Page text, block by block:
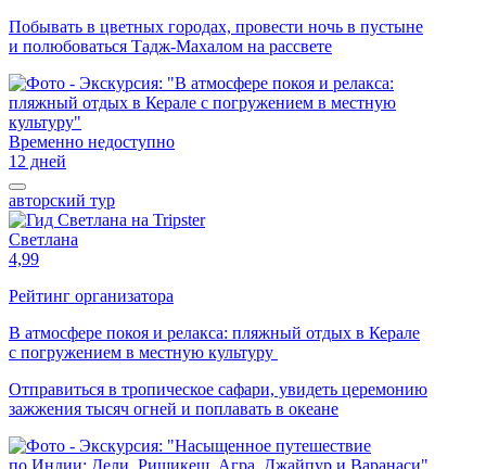
Побывать в цветных городах, провести ночь в пустыне
и полюбоваться Тадж-Махалом на рассвете
Временно недоступно
12 дней
авторский тур
Светлана
4,99
Рейтинг организатора
В атмосфере покоя и релакса: пляжный отдых в Керале
с погружением в местную культуру
Отправиться в тропическое сафари, увидеть церемонию
зажжения тысяч огней и поплавать в океане